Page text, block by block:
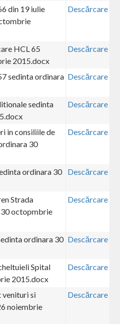
din 19 iulie
Descărcare
HCL 65
2015.docx
Descărcare
sedinta ordinara Descărcare
sedinta
Descărcare
in consiliile de
30
Descărcare
ordinara 30
Descărcare
Strada
octopmbrie
Descărcare
ordinara 30 Descărcare
Spital
2015.docx
Descărcare
venituri si
noiembrie
Descărcare